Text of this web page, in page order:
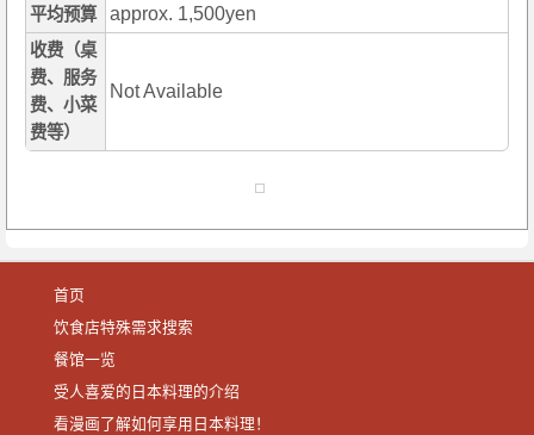
平均预算 approx. 1,500yen
收费（桌
费、服务
费、小菜
费等）
Not Available
首页
饮食店特殊需求搜索
餐馆一览
受人喜爱的日本料理的介绍
看漫画了解如何享用日本料理！